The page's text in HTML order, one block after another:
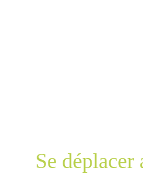
Se déplacer